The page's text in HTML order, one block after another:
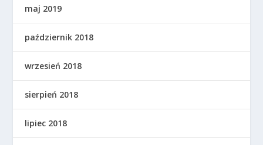
maj 2019
październik 2018
wrzesień 2018
sierpień 2018
lipiec 2018